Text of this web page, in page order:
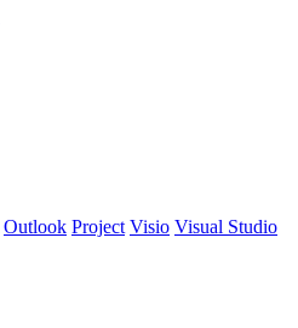
Outlook Project Visio Visual Studio